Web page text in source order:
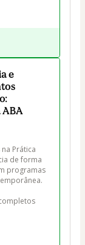
e
ABA
Prática
de forma
programas